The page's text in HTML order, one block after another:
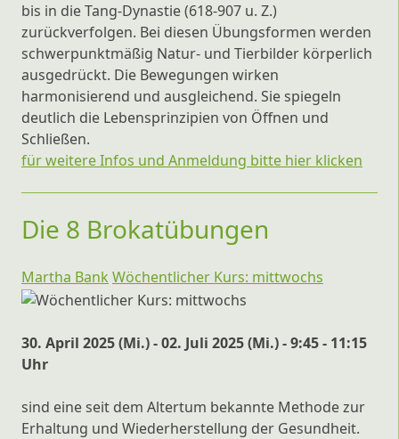
bis in die Tang-Dynastie (618-907 u. Z.)
zurückverfolgen. Bei diesen Übungsformen werden
schwerpunktmäßig Natur- und Tierbilder körperlich
ausgedrückt. Die Bewegungen wirken
harmonisierend und ausgleichend. Sie spiegeln
deutlich die Lebensprinzipien von Öffnen und
Schließen.
für weitere Infos und Anmeldung bitte hier klicken
Die 8 Brokatübungen
Martha Bank Wöchentlicher Kurs: mittwochs
30. April 2025 (Mi.) - 02. Juli 2025 (Mi.) - 9:45 - 11:15
Uhr
sind eine seit dem Altertum bekannte Methode zur
Erhaltung und Wiederherstellung der Gesundheit.